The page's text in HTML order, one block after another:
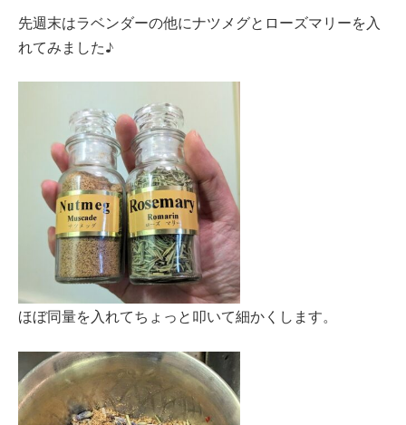
先週末はラベンダーの他にナツメグとローズマリーを入
れてみました♪
ほぼ同量を入れてちょっと叩いて細かくします。